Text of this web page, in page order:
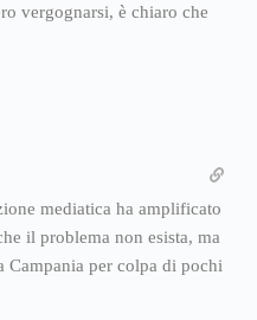
vergognarsi, è chiaro che
mediatica ha amplificato
il problema non esista, ma
Campania per colpa di pochi